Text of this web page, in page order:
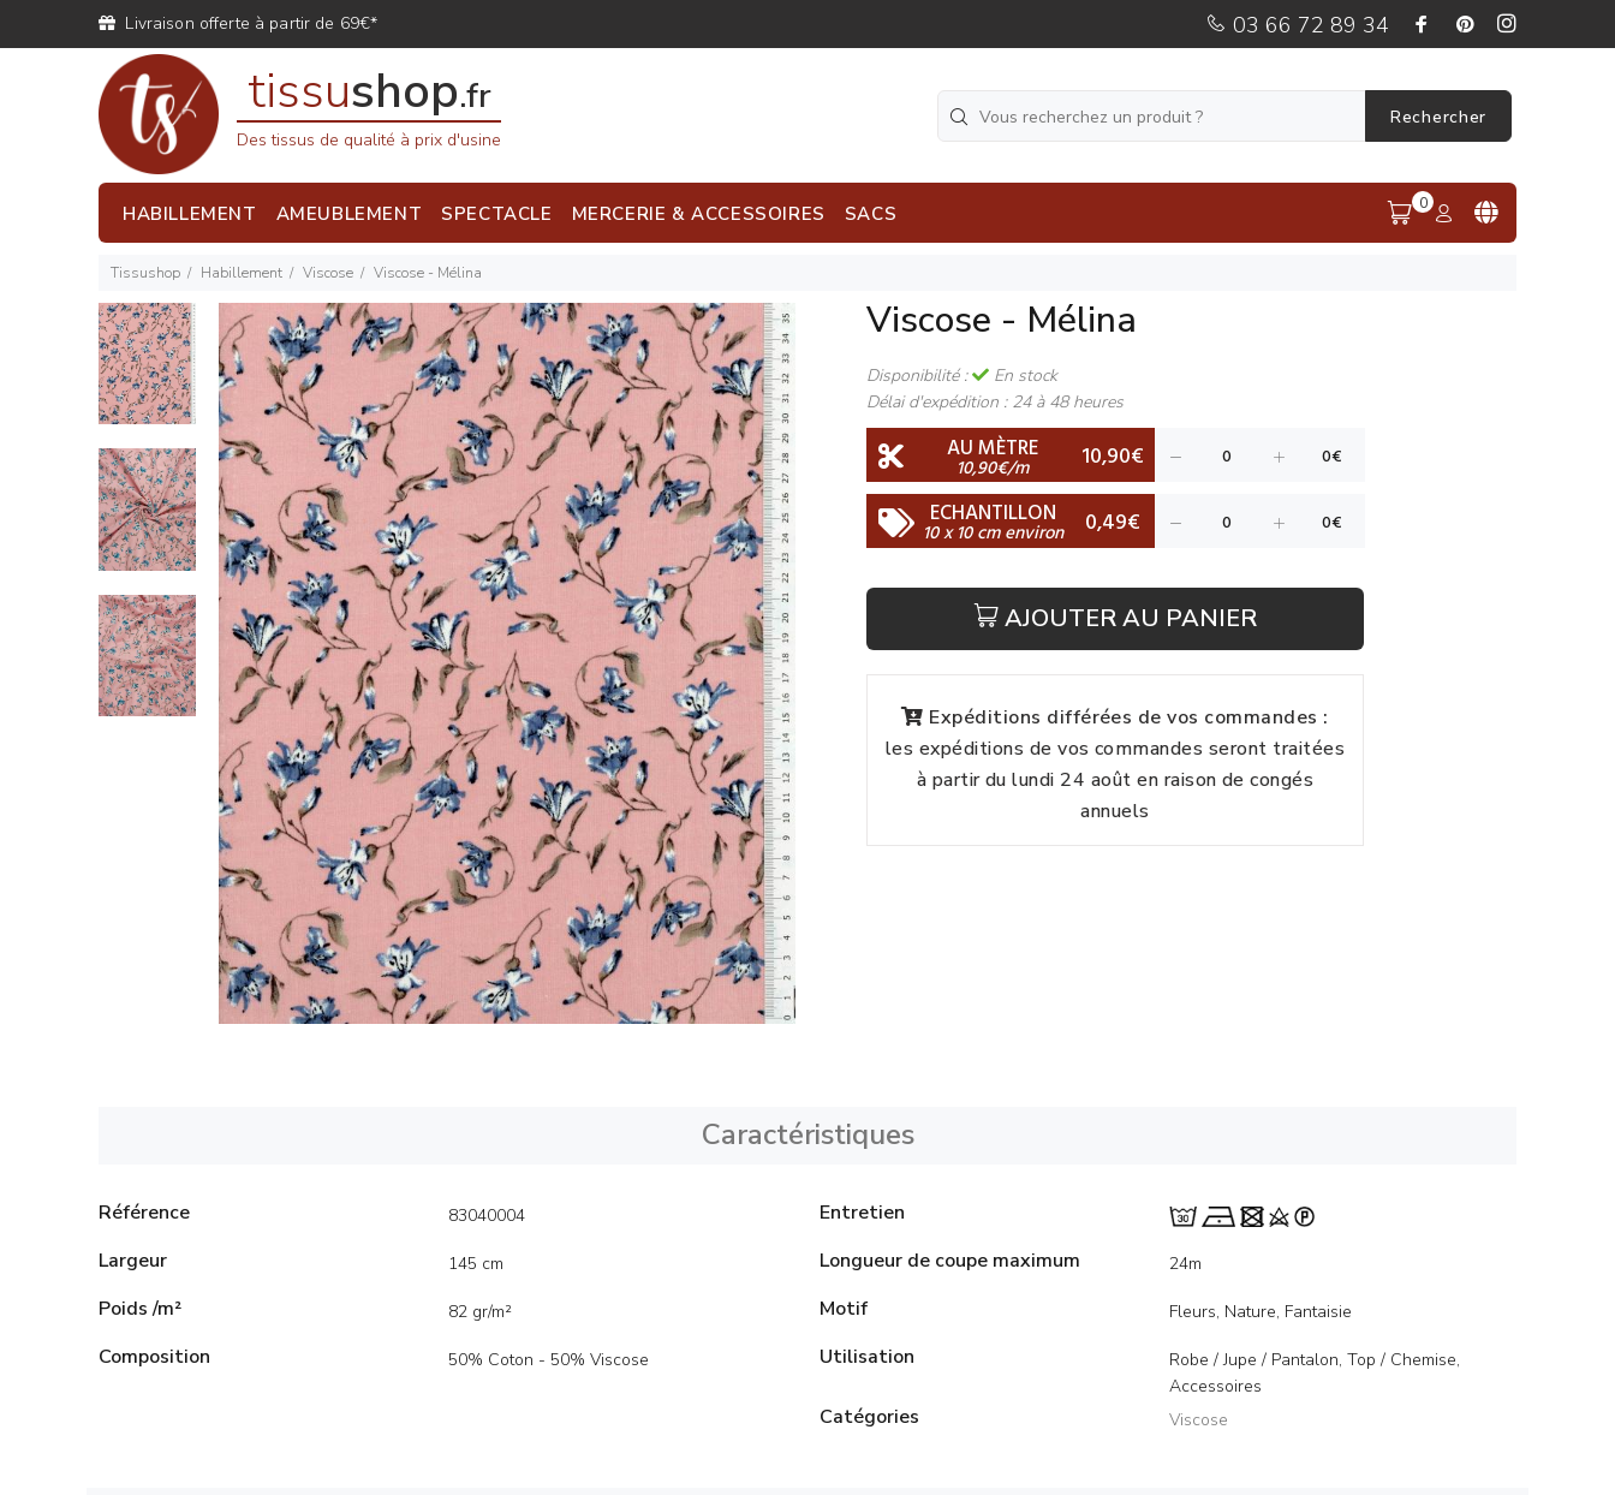
Livraison offerte à partir de 69€* 03 66 72 89 34
tissushop.fr
Des tissus de qualité à prix d'usine
Rechercher
HABILLEMENT AMEUBLEMENT SPECTACLE MERCERIE & ACCESSOIRES SACS 0
Tissushop Habillement Viscose Viscose - Mélina
Viscose - Mélina
Disponibilité :
En stock
Délai d'expédition : 24 à 48 heures
AU MÈTRE
10,90€/m 10,90€
ECHANTILLON
10 x 10 cm environ 0,49€
AJOUTER AU PANIER
Expéditions différées de vos commandes :
les expéditions de vos commandes seront traitées
à partir du lundi 24 août en raison de congés
annuels
Caractéristiques
Référence 83040004
Largeur 145 cm
Poids /m² 82 gr/m²
Composition 50% Coton - 50% Viscose
Entretien
Longueur de coupe maximum
24m
Motif Fleurs, Nature, Fantaisie
Utilisation
Robe / Jupe / Pantalon, Top / Chemise,
Accessoires
Catégories Viscose